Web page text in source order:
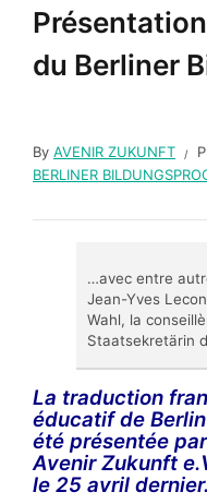
du Berliner
By AVENIR ZUKUNFT
BERLINER
…avec entre
Jean-Yves
Wahl, la
Staatsekretärin
La traduction
éducatif de
été présentée
Avenir Zukunft
le 25 avril dernier.